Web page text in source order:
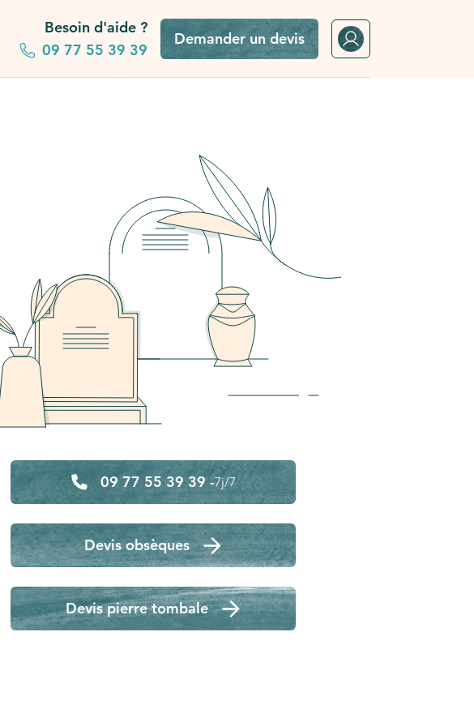
Besoin d'aide ?
09 77 55 39 39
Demander un devis
09 77 55 39 39 -7j/7
Devis obsèques
Devis pierre tombale